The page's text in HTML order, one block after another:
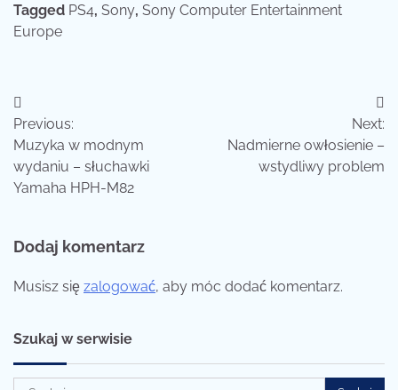
Tagged PS4, Sony, Sony Computer Entertainment
Europe
Nawigacja
wpisu
Previous:
Muzyka w modnym
wydaniu – słuchawki
Yamaha HPH-M82
Next:
Nadmierne owłosienie –
wstydliwy problem
Dodaj komentarz
Musisz się zalogować, aby móc dodać komentarz.
Szukaj w serwisie
Szukaj: